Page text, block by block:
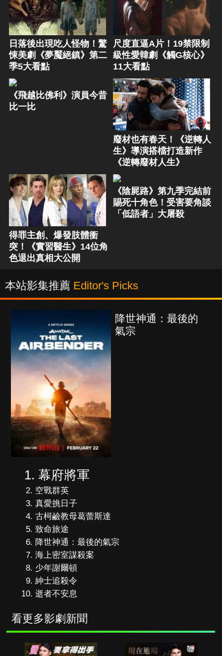
日落後出現吃人怪物！驚
悚美劇《夢魘絕鎮》第二
季5大看點
尺度直逼A片！19禁限制
級性愛韓劇《觸G核心》
11大看點
《飛越比佛利》演員今昔
比一比
廢材也有春天！《逆轉人
生》導演搭檔打造新作
《逆轉廢材人生》
得罪主創、爆發肢體衝
突！《實習醫生》14位角
色退出真相大公開
《陰屍路》第九季完結前
賜死十角色！受害要角談
「低語者」大屠殺
本站影集推薦 Editor's Picks
降世神通：最後的
氣宗
幕府將軍
空戰群英
真愛挑日子
古柯鹼教母葛蕾斯達
致命旅途
降世神通：最後的氣宗
海上密室謀殺案
少年謝爾頓
紳士追殺令
逝者不安息
看更多影劇新聞